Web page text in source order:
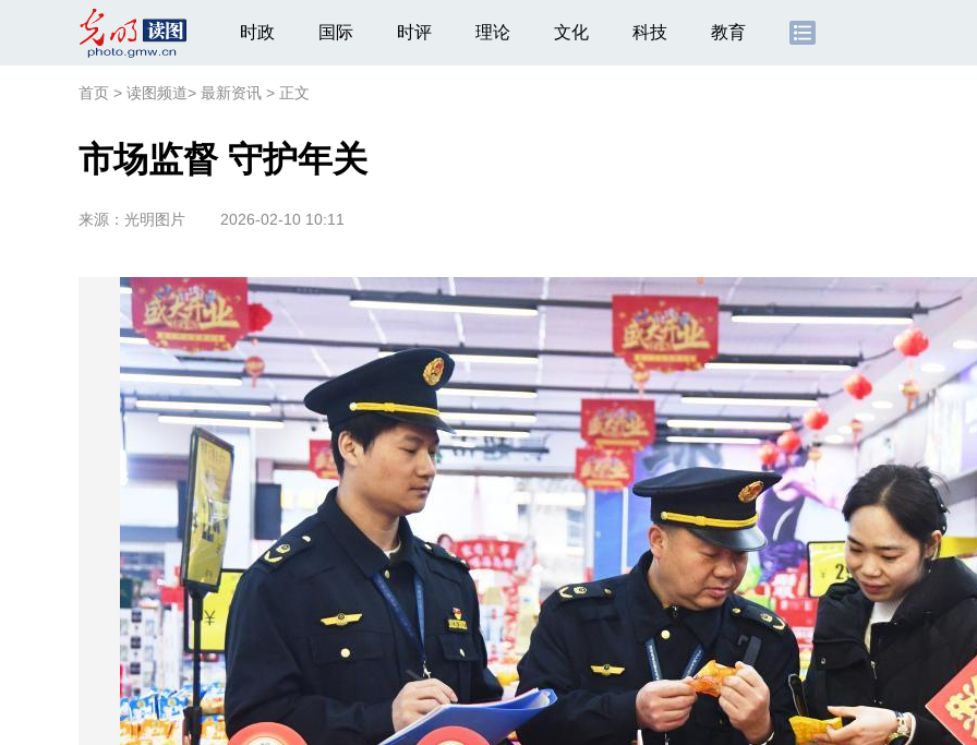
时政 国际 时评 理论 文化 科技 教育
首页 > 读图频道> 最新资讯 > 正文
市场监督 守护年关
来源： 光明图片 2026-02-10 10:11